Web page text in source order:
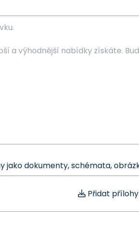
jako dokumenty, schémata,
Přidat přílohy